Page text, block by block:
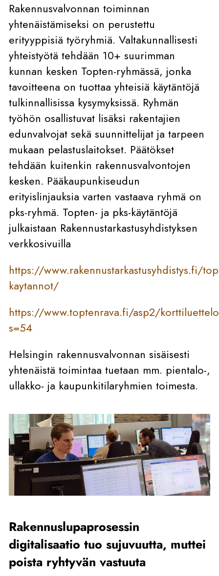
Rakennusvalvonnan toiminnan
yhtenäistämiseksi on perustettu
erityyppisiä työryhmiä. Valtakunnallisesti
yhteistyötä tehdään 10+ suurimman
kunnan kesken Topten-ryhmässä, jonka
tavoitteena on tuottaa yhteisiä käytäntöjä
tulkinnallisissa kysymyksissä. Ryhmän
työhön osallistuvat lisäksi rakentajien
edunvalvojat sekä suunnittelijat ja tarpeen
mukaan pelastuslaitokset. Päätökset
tehdään kuitenkin rakennusvalvontojen
kesken. Pääkaupunkiseudun
erityislinjauksia varten vastaava ryhmä on
pks-ryhmä. Topten- ja pks-käytäntöjä
julkaistaan Rakennustarkastusyhdistyksen
verkkosivuilla
https://www.rakennustarkastusyhdistys.fi/
kaytannot/
https://www.toptenrava.fi/asp2/
s=54
Helsingin rakennusvalvonnan sisäisesti
yhtenäistä toimintaa tuetaan mm. pientalo-,
ullakko- ja kaupunkitilaryhmien toimesta.
Rakennuslupaprosessin
digitalisaatio tuo sujuvuutta, muttei
poista ryhtyvän vastuuta